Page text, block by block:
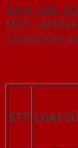
Bảng báo
MDF
3.600.000đ/
STT LOẠI